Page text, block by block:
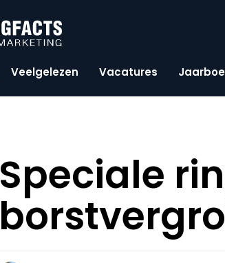
Veelgelezen Vacatures
Speciale